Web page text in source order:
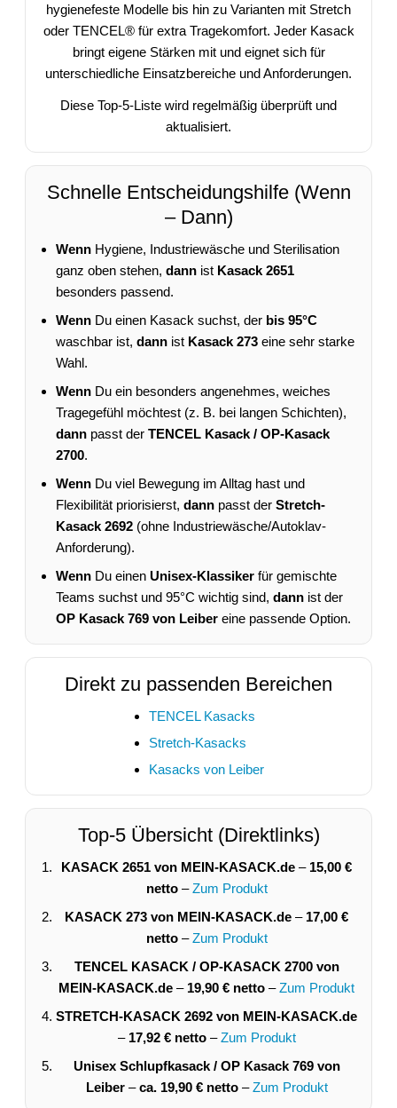
hygienefeste Modelle bis hin zu Varianten mit Stretch
oder TENCEL® für extra Tragekomfort. Jeder Kasack
bringt eigene Stärken mit und eignet sich für
unterschiedliche Einsatzbereiche und Anforderungen.
Diese Top-5-Liste wird regelmäßig überprüft und
aktualisiert.
Schnelle Entscheidungshilfe (Wenn
– Dann)
Wenn Hygiene, Industriewäsche und Sterilisation
ganz oben stehen, dann ist Kasack 2651
besonders passend.
Wenn Du einen Kasack suchst, der bis 95°C
waschbar ist, dann ist Kasack 273 eine sehr starke
Wahl.
Wenn Du ein besonders angenehmes, weiches
Tragegefühl möchtest (z. B. bei langen Schichten),
dann passt der TENCEL Kasack / OP-Kasack
2700.
Wenn Du viel Bewegung im Alltag hast und
Flexibilität priorisierst, dann passt der Stretch-
Kasack 2692 (ohne Industriewäsche/Autoklav-
Anforderung).
Wenn Du einen Unisex-Klassiker für gemischte
Teams suchst und 95°C wichtig sind, dann ist der
OP Kasack 769 von Leiber eine passende Option.
Direkt zu passenden Bereichen
TENCEL Kasacks
Stretch-Kasacks
Kasacks von Leiber
Top-5 Übersicht (Direktlinks)
KASACK 2651 von MEIN-KASACK.de – 15,00 €
netto–Zum Produkt
KASACK 273 von MEIN-KASACK.de – 17,00 €
netto–Zum Produkt
TENCEL KASACK / OP-KASACK 2700 von
MEIN-KASACK.de – 19,90 € netto –Zum Produkt
STRETCH-KASACK 2692 von MEIN-KASACK.de
– 17,92 € netto–Zum Produkt
Unisex Schlupfkasack / OP Kasack 769 von
Leiber–ca. 19,90 € netto–Zum Produkt